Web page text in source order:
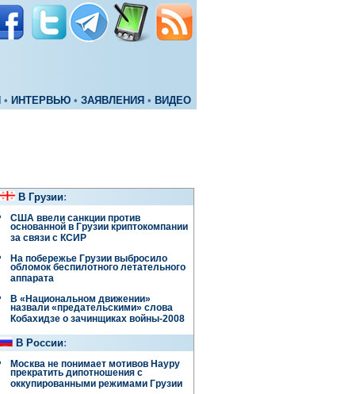
• ИНТЕРВЬЮ • ЗАЯВЛЕНИЯ • ВИДЕО
В Грузии:
США ввели санкции против
основанной в Грузии криптокомпании
за связи с КСИР
На побережье Грузии выбросило
обломок беспилотного летательного
аппарата
В «Национальном движении»
назвали «предательскими» слова
Кобахидзе о зачинщиках войны-2008
В России:
Москва не понимает мотивов Науру
прекратить дипотношения с
оккупированными режимами Грузии